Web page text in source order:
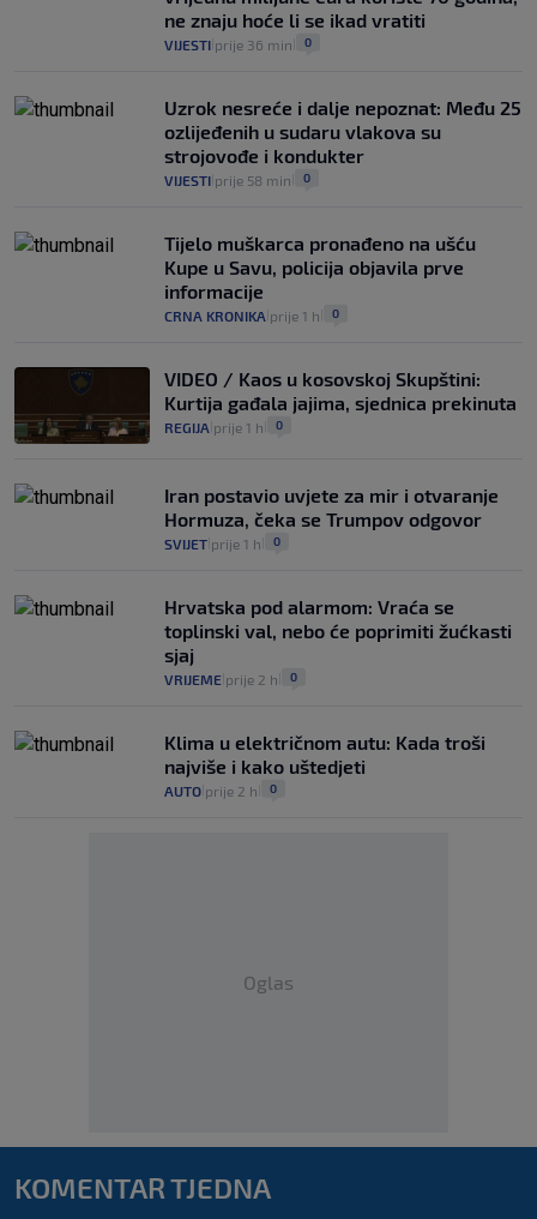
ne znaju hoće li se ikad vratiti
VIJESTI prije 36 min 0
Uzrok nesreće i dalje nepoznat: Među 25
ozlijeđenih u sudaru vlakova su
strojovođe i kondukter
VIJESTI prije 58 min 0
Tijelo muškarca pronađeno na ušću
Kupe u Savu, policija objavila prve
informacije
CRNA KRONIKA prije 1 h 0
VIDEO / Kaos u kosovskoj Skupštini:
Kurtija gađala jajima, sjednica prekinuta
REGIJA prije 1 h 0
Iran postavio uvjete za mir i otvaranje
Hormuza, čeka se Trumpov odgovor
SVIJET prije 1 h 0
Hrvatska pod alarmom: Vraća se
toplinski val, nebo će poprimiti žućkasti
sjaj
VRIJEME prije 2 h 0
Klima u električnom autu: Kada troši
najviše i kako uštedjeti
AUTO prije 2 h 0
Oglas
KOMENTAR TJEDNA